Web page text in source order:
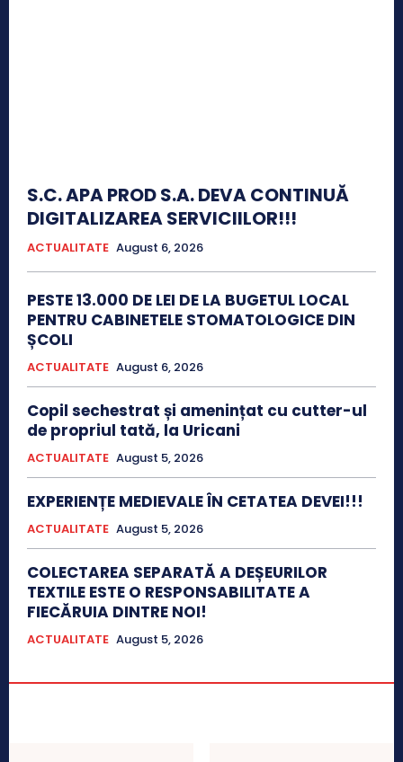
S.C. APA PROD S.A. DEVA CONTINUĂ
DIGITALIZAREA SERVICIILOR!!!
ACTUALITATE August 6, 2026
PESTE 13.000 DE LEI DE LA BUGETUL LOCAL
PENTRU CABINETELE STOMATOLOGICE DIN
ȘCOLI
ACTUALITATE August 6, 2026
Copil sechestrat și amenințat cu cutter-ul
de propriul tată, la Uricani
ACTUALITATE August 5, 2026
EXPERIENȚE MEDIEVALE ÎN CETATEA DEVEI!!!
ACTUALITATE August 5, 2026
COLECTAREA SEPARATĂ A DEȘEURILOR
TEXTILE ESTE O RESPONSABILITATE A
FIECĂRUIA DINTRE NOI!
ACTUALITATE August 5, 2026